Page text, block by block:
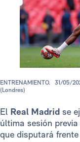
ENTRENAMIENTO. 31/05/
(Londres)
El Real Madrid se
última sesión
que disputará